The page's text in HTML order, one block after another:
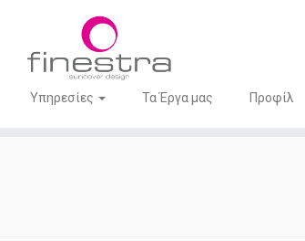
Υπηρεσίες Τα Έργα μας Προφίλ